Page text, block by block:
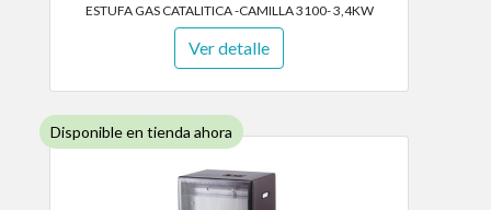
ESTUFA GAS CATALITICA -CAMILLA 3100- 3,4KW
Ver detalle
Disponible en tienda ahora